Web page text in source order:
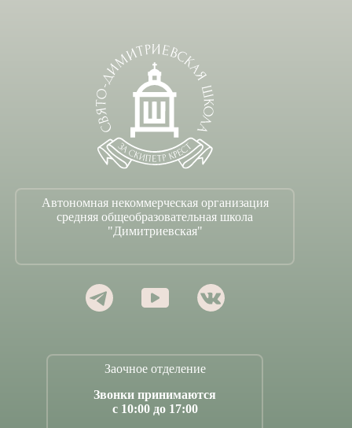
средняя общеобразовательная школа
"Димитриевская"
с 10:00 до 17:00